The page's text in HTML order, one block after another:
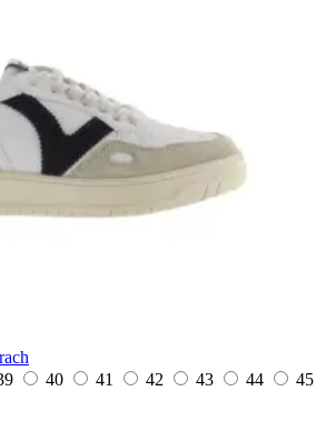
40 41 42 43 44
45